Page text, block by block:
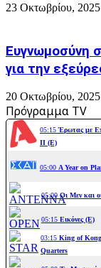
23 Οκτωβρίου, 2025
Ευγνωμοσύνη
για την
20 Οκτωβρίου, 2025
Πρόγραμμα TV